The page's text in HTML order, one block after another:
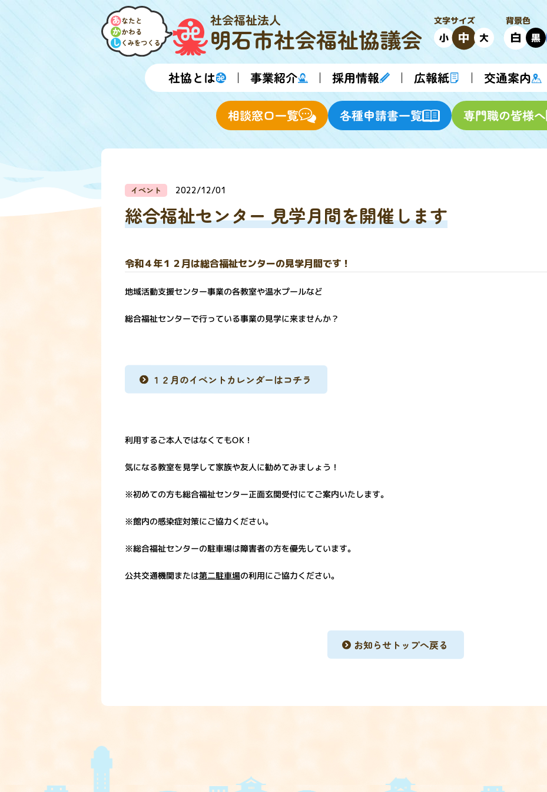
社会福祉法人
明石市社会福祉協議会
文字サイズ
小 中 大
背景色
白 黒
社協とは 事業紹介 採用情報 広報紙 交通案内
相談窓口一覧 各種申請書一覧 専門職の皆様へ
イベント 2022/12/01
総合福祉センター 見学月間を開催します
令和４年１２月は総合福祉センターの見学月間です！
地域活動支援センター事業の各教室や温水プールなど
総合福祉センターで行っている事業の見学に来ませんか？
１２月のイベントカレンダーはコチラ
利用するご本人ではなくてもOK！
気になる教室を見学して家族や友人に勧めてみましょう！
※初めての方も総合福祉センター正面玄関受付にてご案内いたします。
※館内の感染症対策にご協力ください。
※総合福祉センターの駐車場は障害者の方を優先しています。
公共交通機関または第二駐車場の利用にご協力ください。
お知らせトップへ戻る